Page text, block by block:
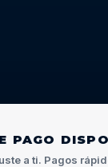
PAGO
a ti. Pagos